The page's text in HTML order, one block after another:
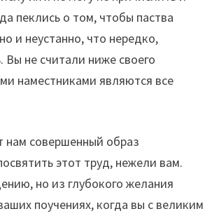
пеклись о том, чтобы паства
и неустанно, что нередко,
не считали ниже своего
наместниками являются все
нам совершенный образ
этот труд, нежели вам.
но из глубокого желания
поучениях, когда вы с великим